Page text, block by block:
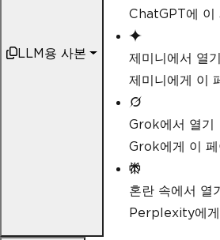
LLM용 사본
ChatGPT에 이
제미니에서 열기
제미니에게 이
Grok에서 열기
Grok에게 이
혼란 속에서 열
Perplexity에게